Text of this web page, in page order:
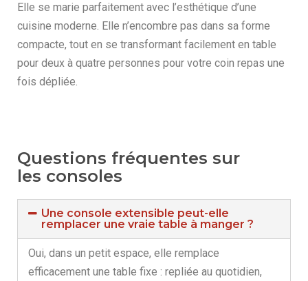
Elle se marie parfaitement avec l’esthétique d’une
cuisine moderne. Elle n’encombre pas dans sa forme
compacte, tout en se transformant facilement en table
pour deux à quatre personnes pour votre coin repas une
fois dépliée.
Questions fréquentes sur
les consoles
Une console extensible peut-elle
remplacer une vraie table à manger ?
Oui, dans un petit espace, elle remplace
efficacement une table fixe : repliée au quotidien,